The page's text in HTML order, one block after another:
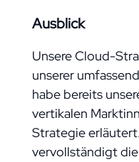
Ausblick
Unsere Cloud-
unserer
habe bereits
vertikalen
Strategie
vervollständigt